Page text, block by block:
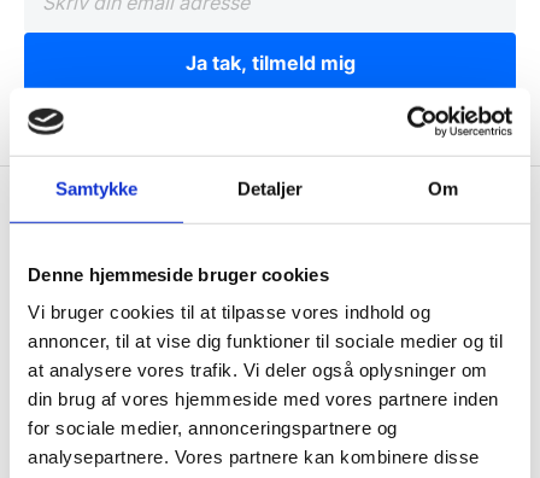
Samtykke Detaljer Om
Denne hjemmeside bruger cookies
Vi bruger cookies til at tilpasse vores indhold og
annoncer, til at vise dig funktioner til sociale medier og til
at analysere vores trafik. Vi deler også oplysninger om
din brug af vores hjemmeside med vores partnere inden
for sociale medier, annonceringspartnere og
analysepartnere. Vores partnere kan kombinere disse
Ja tak, tilmeld mig
Wallshop.dk
Gastrobutikken ApS
Rømersvej 33
7430 Ikast
CVR: 38952986
Telefon træffetid:
Tlf.71 99 30 98